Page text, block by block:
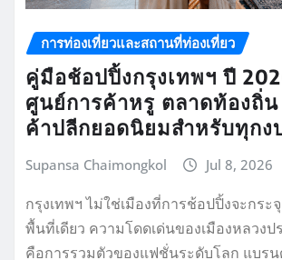
การท่องเที่ยวและสถานที่ท่องเที่ยว
คู่มือช้อปปิ้งกรุงเทพฯ ปี
ศูนย์การค้าหรู ตลาดท้องถิ่
ค้าปลีกยอดนิยมสำหรับทุก
Supansa Chaimongkol Jul 8, 2026
กรุงเทพฯ ไม่ใช่เมืองที่การช้อปปิ้งจะกระ
พื้นที่เดียว ความโดดเด่นของเมืองหลวงป
คือการรวมตัวของแฟชั่นระดับโลก แบรน